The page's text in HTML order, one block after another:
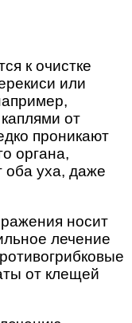
к очистке
или
от
проникают
органа,
оба уха, даже
носит
лечение
от клещей